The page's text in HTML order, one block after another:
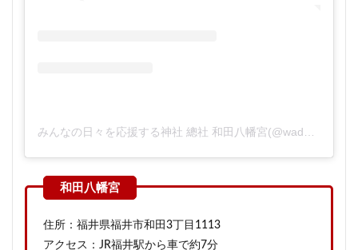
住所：福井県福井市和田3丁目1113
アクセス：JR福井駅から車で約7分